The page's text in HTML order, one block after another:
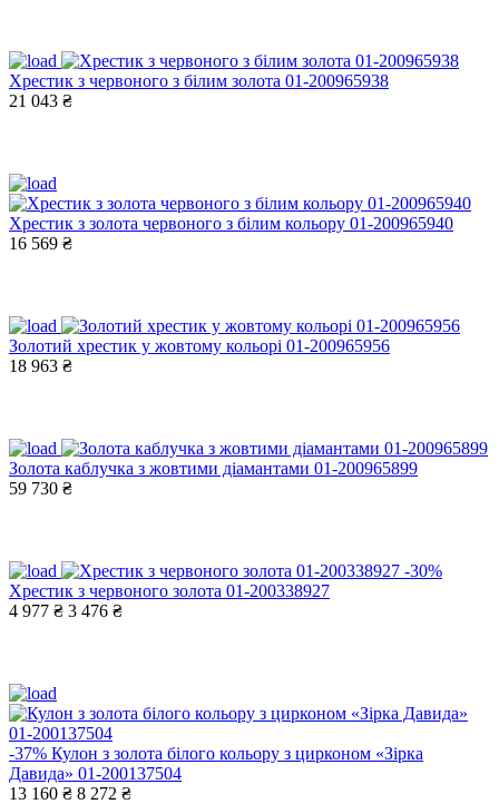
Хрестик з червоного з білим золота 01-200965938
21 043 ₴
Хрестик з золота червоного з білим кольору 01-200965940
16 569 ₴
Золотий хрестик у жовтому кольорі 01-200965956
18 963 ₴
Золота каблучка з жовтими діамантами 01-200965899
59 730 ₴
-30%
Хрестик з червоного золота 01-200338927
4 977 ₴ 3 476 ₴
-37% Кулон з золота білого кольору з цирконом «Зірка
Давида» 01-200137504
13 160 ₴ 8 272 ₴